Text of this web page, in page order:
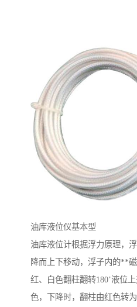
油库液位仪基本型
油库液位计根据浮力原理，
降而上下移动，浮子内的**
红、白色翻柱翻转180’液位
色，下降时，翻柱由红色转